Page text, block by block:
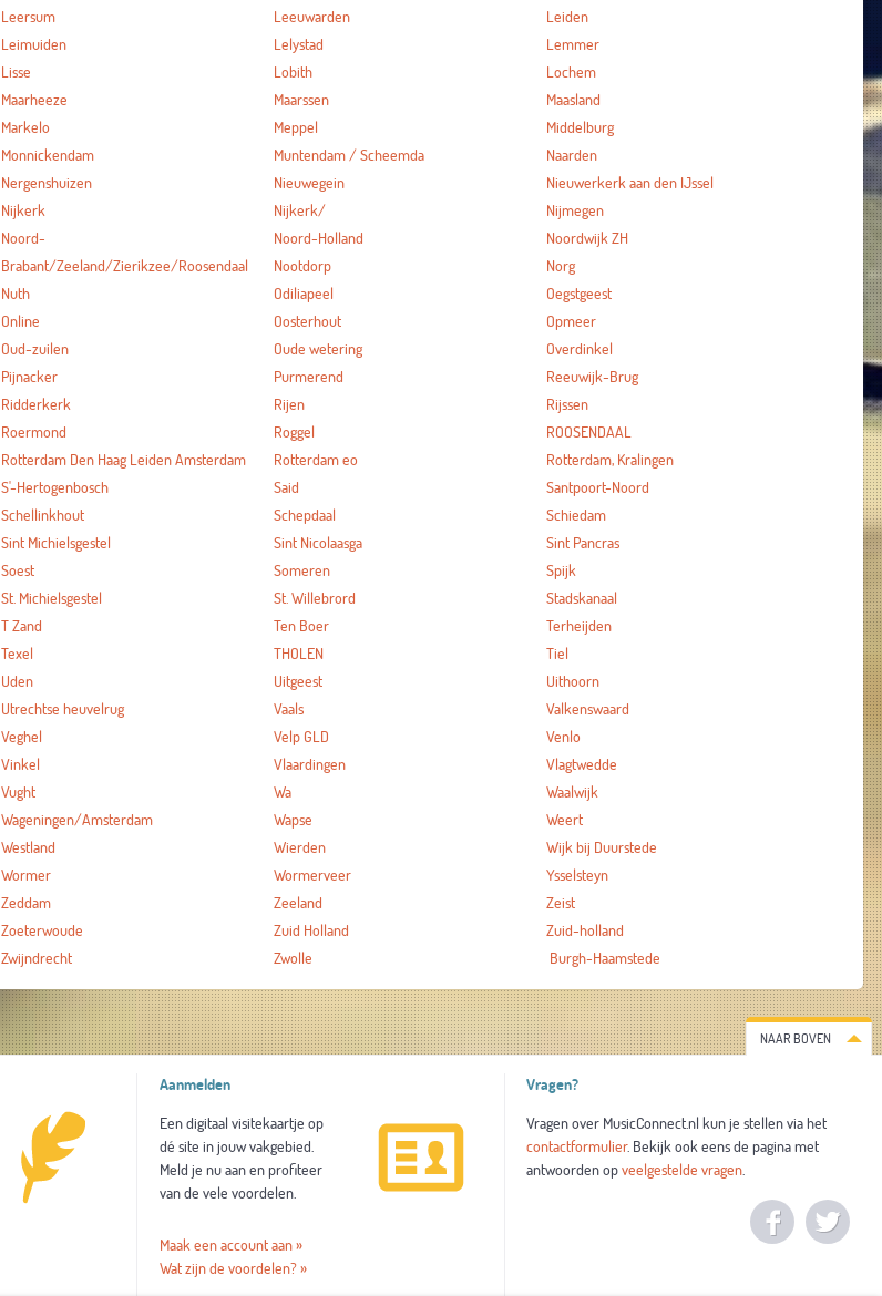
Leersum Leeuwarden
Leiden
Leimuiden Lelystad
Lemmer
Lisse Lobith
Lochem
Maarheeze Maarssen
Maasland
Markelo Meppel
Middelburg
Monnickendam Muntendam / Scheemda
Naarden
Nergenshuizen Nieuwegein
Nieuwerkerk aan den IJssel
Nijkerk Nijkerk/
Nijmegen
Noord-
Brabant/Zeeland/Zierikzee/Roosendaal
Noord-Holland
Noordwijk ZH
Nootdorp
Norg
Nuth Odiliapeel
Oegstgeest
Online Oosterhout
Opmeer
Oud-zuilen Oude wetering
Overdinkel
Pijnacker Purmerend
Reeuwijk-Brug
Ridderkerk Rijen
Rijssen
Roermond Roggel
ROOSENDAAL
Rotterdam Den Haag Leiden Amsterdam Rotterdam eo
Rotterdam, Kralingen
S'-Hertogenbosch Said
Santpoort-Noord
Schellinkhout Schepdaal
Schiedam
Sint Michielsgestel Sint Nicolaasga
Sint Pancras
Soest Someren
Spijk
St. Michielsgestel St. Willebrord
Stadskanaal
T Zand Ten Boer
Terheijden
Texel THOLEN
Tiel
Uden Uitgeest
Uithoorn
Utrechtse heuvelrug Vaals
Valkenswaard
Veghel Velp GLD
Venlo
Vinkel Vlaardingen
Vlagtwedde
Vught Wa
Waalwijk
Wageningen/Amsterdam Wapse
Weert
Westland Wierden
Wijk bij Duurstede
Wormer Wormerveer
Ysselsteyn
Zeddam Zeeland
Zeist
Zoeterwoude Zuid Holland
Zuid-holland
Zwijndrecht Zwolle Burgh-Haamstede
NAAR BOVEN
Aanmelden
Een digitaal visitekaartje op
dé site in jouw vakgebied.
Meld je nu aan en profiteer
van de vele voordelen.
Maak een account aan »
Wat zijn de voordelen? »
Vragen?
Vragen over MusicConnect.nl kun je stellen via het
contactformulier. Bekijk ook eens de pagina met
antwoorden opveelgestelde vragen.